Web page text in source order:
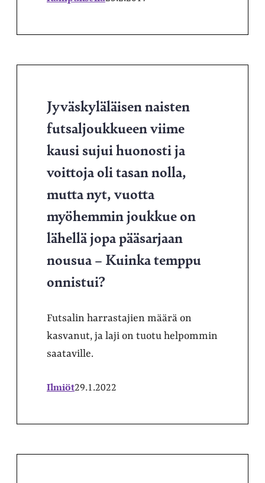
Jyväskyläläisen naisten
futsaljoukkueen viime
kausi sujui huonosti ja
voittoja oli tasan nolla,
mutta nyt, vuotta
myöhemmin joukkue on
lähellä jopa pääsarjaan
nousua – Kuinka temppu
onnistui?
Futsalin harrastajien määrä on
kasvanut, ja laji on tuotu helpommin
saataville.
Ilmiöt29.1.2022